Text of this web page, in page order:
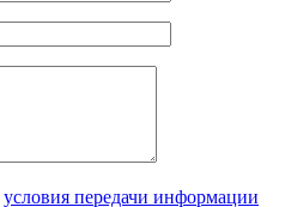
условия передачи информации